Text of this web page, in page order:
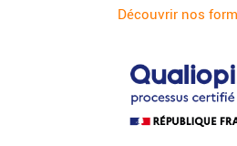
Découvrir nos